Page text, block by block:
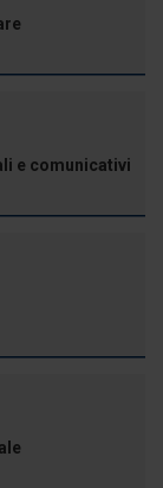
e comunicativi